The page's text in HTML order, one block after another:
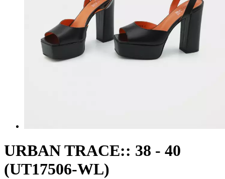
URBAN TRACE:: 38 - 40
(UT17506-WL)